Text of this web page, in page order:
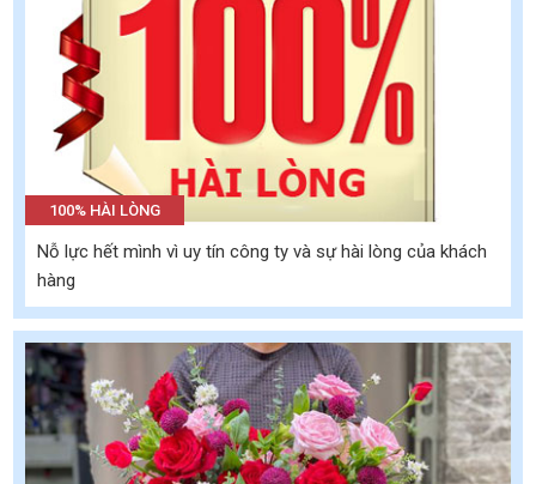
100% HÀI LÒNG
Nỗ lực hết mình vì uy tín công ty và sự hài lòng của khách
hàng